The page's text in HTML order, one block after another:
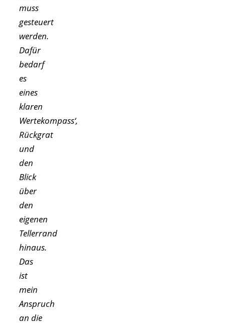
muss
gesteuert
werden.
Dafür
bedarf
es
eines
klaren
Wertekompass‘,
Rückgrat
und
den
Blick
über
den
eigenen
Tellerrand
hinaus.
Das
ist
mein
Anspruch
an die